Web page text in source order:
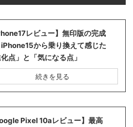
レビュー】無印版の完成
から乗り換えて感じた
化点」と「気になる点」
続きを見る
Pixel 10aレビュー】最高